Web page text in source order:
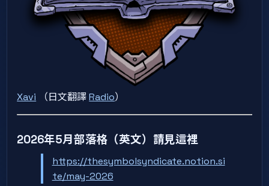
Xavi （日文翻譯Radio）
2026年5月部落格（英文）請見這裡
https://thesymbolsyndicate.notion.si
te/may-2026